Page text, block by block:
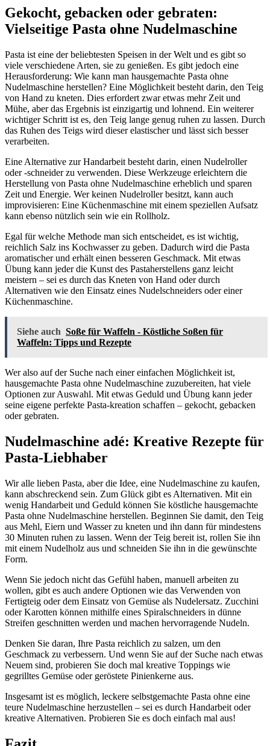
Gekocht, gebacken oder gebraten:
Vielseitige Pasta ohne Nudelmaschine
Pasta ist eine der beliebtesten Speisen in der Welt und es gibt so
viele verschiedene Arten, sie zu genießen. Es gibt jedoch eine
Herausforderung: Wie kann man hausgemachte Pasta ohne
Nudelmaschine herstellen? Eine Möglichkeit besteht darin, den Teig
von Hand zu kneten. Dies erfordert zwar etwas mehr Zeit und
Mühe, aber das Ergebnis ist einzigartig und lohnend. Ein weiterer
wichtiger Schritt ist es, den Teig lange genug ruhen zu lassen. Durch
das Ruhen des Teigs wird dieser elastischer und lässt sich besser
verarbeiten.
Eine Alternative zur Handarbeit besteht darin, einen Nudelroller
oder -schneider zu verwenden. Diese Werkzeuge erleichtern die
Herstellung von Pasta ohne Nudelmaschine erheblich und sparen
Zeit und Energie. Wer keinen Nudelroller besitzt, kann auch
improvisieren: Eine Küchenmaschine mit einem speziellen Aufsatz
kann ebenso nützlich sein wie ein Rollholz.
Egal für welche Methode man sich entscheidet, es ist wichtig,
reichlich Salz ins Kochwasser zu geben. Dadurch wird die Pasta
aromatischer und erhält einen besseren Geschmack. Mit etwas
Übung kann jeder die Kunst des Pastaherstellens ganz leicht
meistern – sei es durch das Kneten von Hand oder durch
Alternativen wie den Einsatz eines Nudelschneiders oder einer
Küchenmaschine.
Siehe auch Soße für Waffeln - Köstliche Soßen für
Waffeln: Tipps und Rezepte
Wer also auf der Suche nach einer einfachen Möglichkeit ist,
hausgemachte Pasta ohne Nudelmaschine zuzubereiten, hat viele
Optionen zur Auswahl. Mit etwas Geduld und Übung kann jeder
seine eigene perfekte Pasta-kreation schaffen – gekocht, gebacken
oder gebraten.
Nudelmaschine adé: Kreative Rezepte für
Pasta-Liebhaber
Wir alle lieben Pasta, aber die Idee, eine Nudelmaschine zu kaufen,
kann abschreckend sein. Zum Glück gibt es Alternativen. Mit ein
wenig Handarbeit und Geduld können Sie köstliche hausgemachte
Pasta ohne Nudelmaschine herstellen. Beginnen Sie damit, den Teig
aus Mehl, Eiern und Wasser zu kneten und ihn dann für mindestens
30 Minuten ruhen zu lassen. Wenn der Teig bereit ist, rollen Sie ihn
mit einem Nudelholz aus und schneiden Sie ihn in die gewünschte
Form.
Wenn Sie jedoch nicht das Gefühl haben, manuell arbeiten zu
wollen, gibt es auch andere Optionen wie das Verwenden von
Fertigteig oder dem Einsatz von Gemüse als Nudelersatz. Zucchini
oder Karotten können mithilfe eines Spiralschneiders in dünne
Streifen geschnitten werden und machen hervorragende Nudeln.
Denken Sie daran, Ihre Pasta reichlich zu salzen, um den
Geschmack zu verbessern. Und wenn Sie auf der Suche nach etwas
Neuem sind, probieren Sie doch mal kreative Toppings wie
gegrilltes Gemüse oder geröstete Pinienkerne aus.
Insgesamt ist es möglich, leckere selbstgemachte Pasta ohne eine
teure Nudelmaschine herzustellen – sei es durch Handarbeit oder
kreative Alternativen. Probieren Sie es doch einfach mal aus!